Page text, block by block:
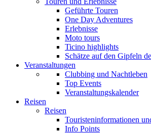
Geführte Touren
One Day Adventures
Erlebnisse
Moto tours
Ticino highlights
Schätze auf den Gipfeln
Veranstaltungen
Clubbing und Nachtleben
Top Events
Veranstaltungskalender
Reisen
Reisen
Touristeninformationen
Info Points